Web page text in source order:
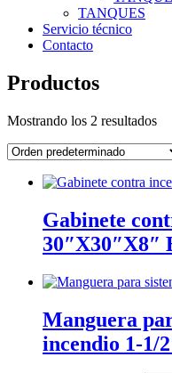
TANQUES
Servicio técnico
Contacto
Productos
Mostrando los 2 resultados
Gabinete
30″X30″X8″
Manguera
incendio 1-1/